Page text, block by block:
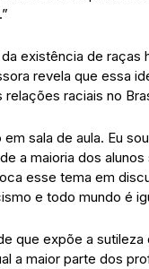
existência de raças
revela que essa
raciais no
sala de aula. Eu
a maioria dos
esse tema em
e todo mundo é
que expõe a
a maior parte dos